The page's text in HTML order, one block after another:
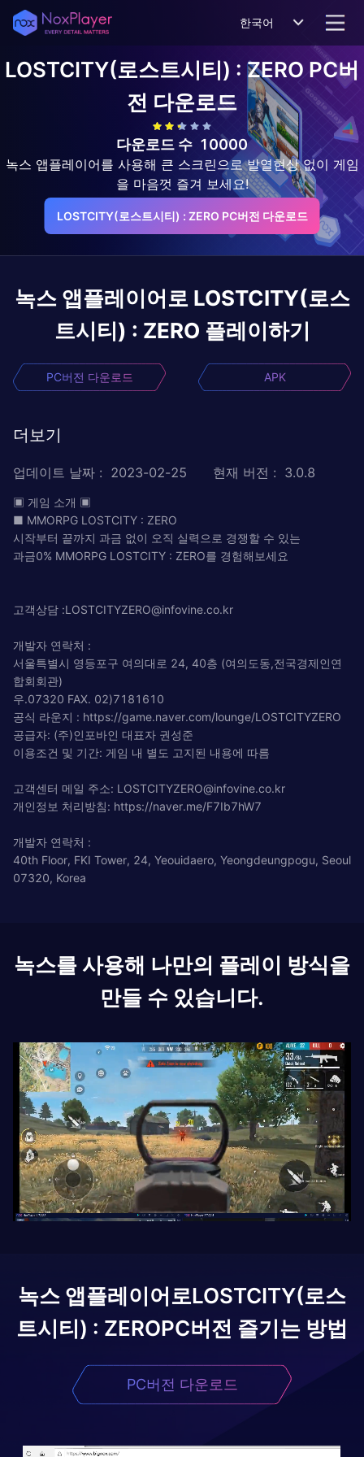
한국어
LOSTCITY(로스트시티) : ZERO PC버
전 다운로드
다운로드 수 10000
녹스 앱플레이어를 사용해 큰 스크린으로 발열현상 없이 게임
을 마음껏 즐겨 보세요!
LOSTCITY(로스트시티) : ZERO PC버전 다운로드
녹스 앱플레이어로 LOSTCITY(로스
트시티) : ZERO 플레이하기
PC버전 다운로드 APK
더보기
업데이트 날짜 : 2023-02-25 현재 버전 : 3.0.8
▣ 게임 소개 ▣
■ MMORPG LOSTCITY : ZERO
시작부터 끝까지 과금 없이 오직 실력으로 경쟁할 수 있는
과금0% MMORPG LOSTCITY : ZERO를 경험해보세요
고객상담 :LOSTCITYZERO@infovine.co.kr
개발자 연락처 :
서울특별시 영등포구 여의대로 24, 40층 (여의도동,전국경제인연
합회회관)
우.07320 FAX. 02)7181610
공식 라운지 : https://game.naver.com/lounge/LOSTCITYZERO
공급자: (주)인포바인 대표자 권성준
이용조건 및 기간: 게임 내 별도 고지된 내용에 따름
고객센터 메일 주소: LOSTCITYZERO@infovine.co.kr
개인정보 처리방침: https://naver.me/F7Ib7hW7
개발자 연락처 :
40th Floor, FKI Tower, 24, Yeouidaero, Yeongdeungpogu, Seoul
07320, Korea
녹스를 사용해 나만의 플레이 방식을
만들 수 있습니다.
녹스 앱플레이어로LOSTCITY(로스
트시티) : ZEROPC버전 즐기는 방법
PC버전 다운로드